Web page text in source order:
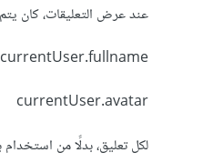
عند عرض التعليقات، كان
currentUser.fullname
currentUser.avatar
لكل تعليق، بدلًا من